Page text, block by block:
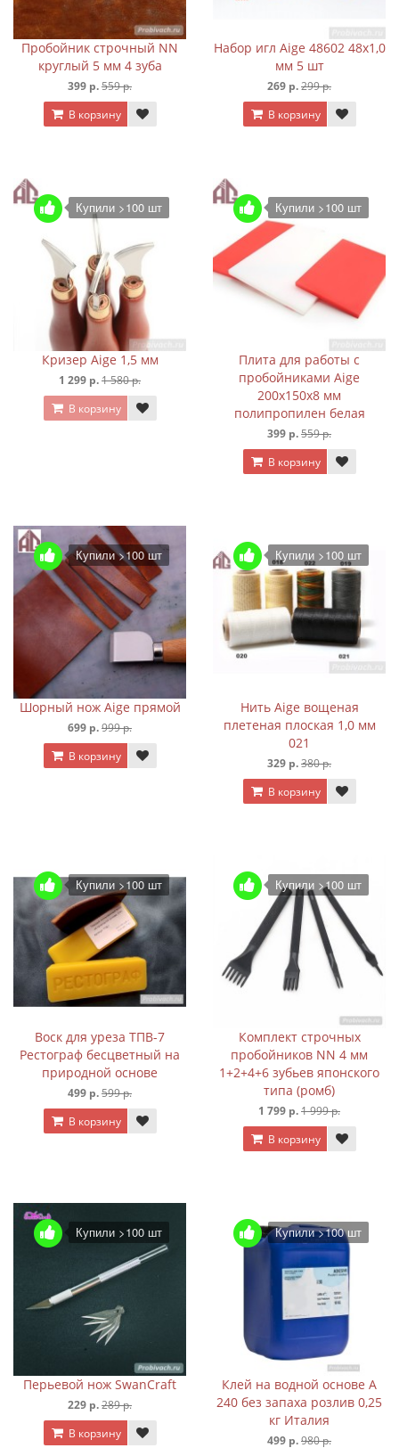
Пробойник строчный NN
круглый 5 мм 4 зуба
399 р.559 р.
В корзину
Набор игл Aige 48602 48х1,0
мм 5 шт
269 р.299 р.
В корзину
Купили >100 шт
Кризер Aige 1,5 мм
1 299 р.1 580 р.
В корзину
Купили >100 шт
Плита для работы с
пробойниками Aige
200х150х8 мм
полипропилен белая
399 р.559 р.
В корзину
Купили >100 шт
Шорный нож Aige прямой
699 р.999 р.
В корзину
Купили >100 шт
Нить Aige вощеная
плетеная плоская 1,0 мм
021
329 р.380 р.
В корзину
Купили >100 шт
Воск для уреза ТПВ-7
Рестограф бесцветный на
природной основе
499 р.599 р.
В корзину
Купили >100 шт
Комплект строчных
пробойников NN 4 мм
1+2+4+6 зубьев японского
типа (ромб)
1 799 р.1 999 р.
В корзину
Купили >100 шт
Перьевой нож SwanCraft
229 р.289 р.
В корзину
Купили >100 шт
Клей на водной основе A
240 без запаха розлив 0,25
кг Италия
499 р.980 р.